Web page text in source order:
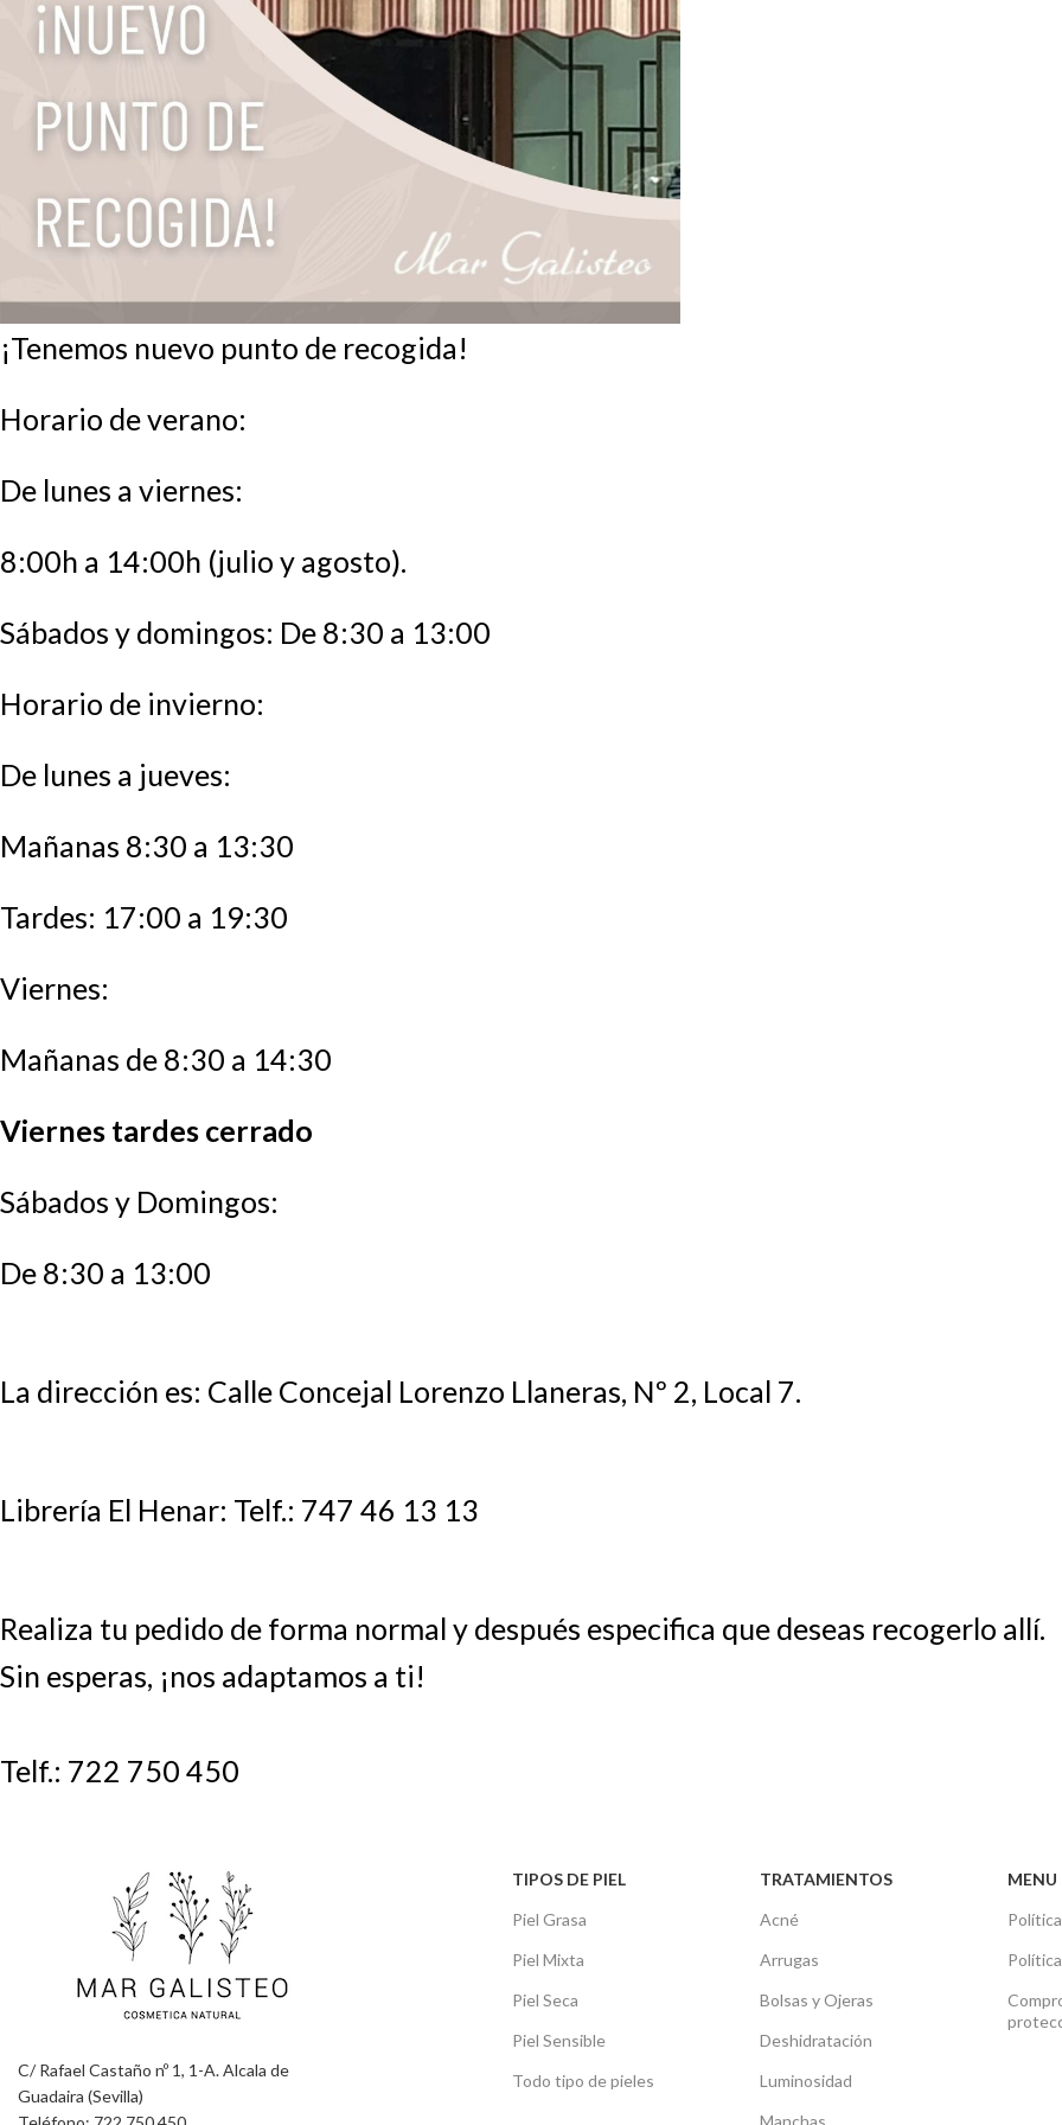
¡Tenemos nuevo punto de recogida!
Horario de verano:
De lunes a viernes:
8:00h a 14:00h (julio y agosto).
Sábados y domingos: De 8:30 a 13:00
Horario de invierno:
De lunes a jueves:
Mañanas 8:30 a 13:30
Tardes: 17:00 a 19:30
Viernes:
Mañanas de 8:30 a 14:30
Viernes tardes cerrado
Sábados y Domingos:
De 8:30 a 13:00
La dirección es: Calle Concejal Lorenzo Llaneras, Nº 2, Local 7.
Librería El Henar: Telf.: 747 46 13 13
Realiza tu pedido de forma normal y después especifica que deseas recogerlo allí.
Sin esperas, ¡nos adaptamos a ti!
Telf.: 722 750 450
C/ Rafael Castaño nº 1, 1-A. Alcala de
Guadaira (Sevilla)
TIPOS DE PIEL
Piel Grasa
Piel Mixta
Piel Seca
Piel Sensible
Todo tipo de pieles
TRATAMIENTOS
Acné
Arrugas
Bolsas y Ojeras
Deshidratación
Luminosidad
Manchas
MENU